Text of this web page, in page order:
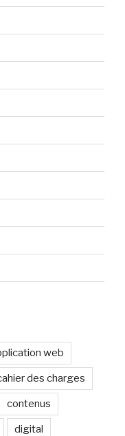
web
des charges
contenus
digital